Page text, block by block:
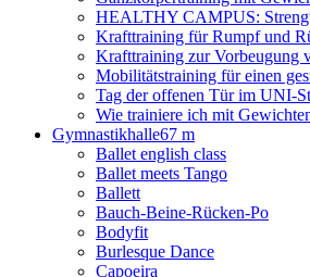
HEALTHY CAMPUS:
Krafttraining für Rumpf und
Krafttraining zur Vorbeugung
Mobilitätstraining für einen
Tag der offenen Tür im UNI-
Wie trainiere ich mit
Gymnastikhalle67 m
Ballet english class
Ballet meets Tango
Ballett
Bauch-Beine-Rücken-Po
Bodyfit
Burlesque Dance
Capoeira